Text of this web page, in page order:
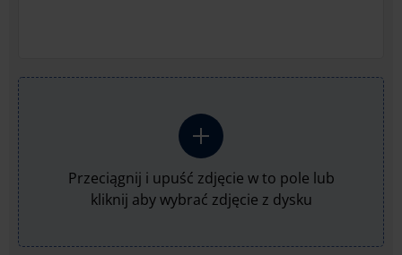
Przeciągnij i upuść zdjęcie w to pole lub
kliknij aby wybrać zdjęcie z dysku